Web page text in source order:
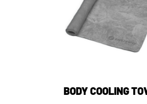
BODY COOLING